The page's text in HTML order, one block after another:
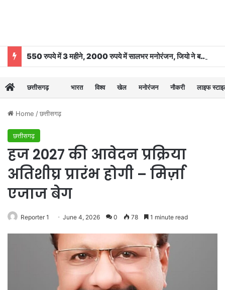
550 रुपये में 3 महीने, 2000 रुपये में सालभर मनोरंजन, जियो ने बढ़ाया OTT-Pass का दायरा
छत्तीसगढ़ भारत विश्व खेल मनोरंजन नौकरी लाइफ
Home /छत्तीसगढ़
छत्तीसगढ़
हज 2027 की आवेदन प्रक्रिया
अतिशीघ्र प्रारंभ होगी – मिर्ज़ा
एजाज बेग
Reporter 1 June 4, 2026 0 78 1 minute read